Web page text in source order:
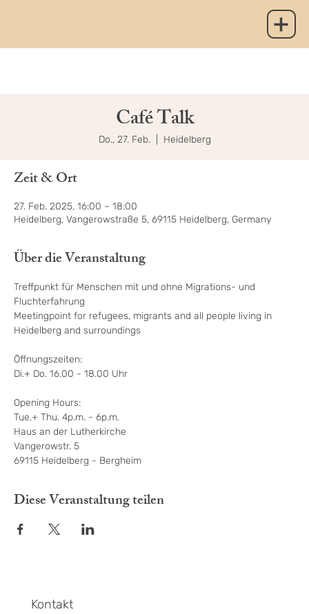
Café Talk
Do., 27. Feb.
  |
Heidelberg
Zeit & Ort
27. Feb. 2025, 16:00 – 18:00
Heidelberg, Vangerowstraße 5, 69115 Heidelberg, Germany
Über die Veranstaltung
Treffpunkt für Menschen mit und ohne Migrations- und
Fluchterfahrung
Meetingpoint for refugees, migrants and all people living in
Heidelberg and surroundings
Öffnungszeiten:
Di.+ Do. 16.00 - 18.00 Uhr
Opening Hours:
Tue.+ Thu. 4p.m. - 6p.m.
Haus an der Lutherkirche
Vangerowstr. 5
69115 Heidelberg - Bergheim
Diese Veranstaltung teilen
Kontakt